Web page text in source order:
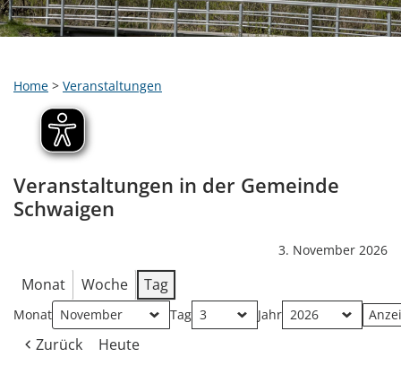
Home > Veranstaltungen
Veranstaltungen in der Gemeinde
Schwaigen
3. November 2026
Monat Woche Tag
Monat Tag Jahr
Zurück Heute